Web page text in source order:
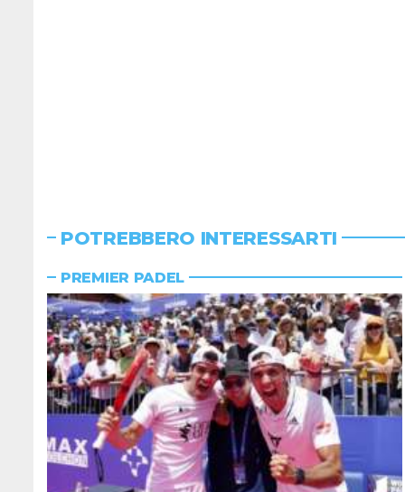
POTREBBERO INTERESSARTI
PREMIER PADEL